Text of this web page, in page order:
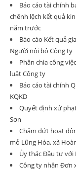
Báo cáo tài chính
chênh lệch kết quả
năm trước
Báo cáo Kết quả
Người nội bộ Công ty
Phân chia công
luật Công ty
Báo cáo tài chính
KQKD
Quyết định xử
Sơn
Chấm dứt hoạt
mỏ Lũng Hóa, xã
Ủy thác Đầu tư với
Công ty nhận Đơn